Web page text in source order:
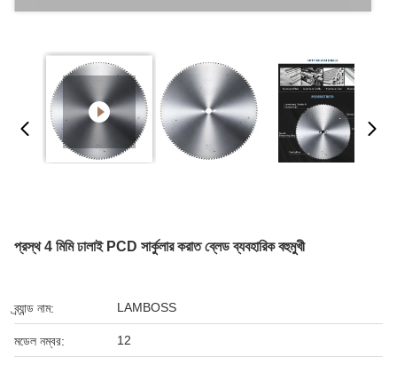
প্রস্থ 4 মিমি ঢালাই PCD সার্কুলার করাত ব্লেড ব্যবহারিক বহুমুখী
ব্র্যান্ড নাম: LAMBOSS
মডেল নম্বর: 12